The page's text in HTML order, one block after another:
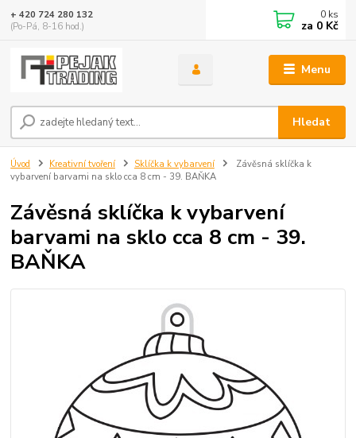
Menu
Hledat
+ 420 724 280 132
(Po-Pá, 8-16 hod.)
0 ks
za 0 Kč
Úvod Kreativní tvoření Sklíčka k vybarvení
Závěsná sklíčka k
vybarvení barvami na sklo cca 8 cm - 39. BAŇKA
Závěsná sklíčka k vybarvení
barvami na sklo cca 8 cm - 39.
BAŇKA